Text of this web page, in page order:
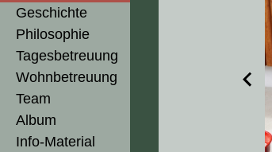
Geschichte
Philosophie
Tagesbetreuung
Wohnbetreuung
Team
Album
Info-Material